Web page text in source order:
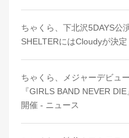
ちゃくら、下北沢5DAYS公
SHELTERにはCloudyが決
ちゃくら、メジャーデビュ
『GIRLS BAND NEVER
開催 - ニュース